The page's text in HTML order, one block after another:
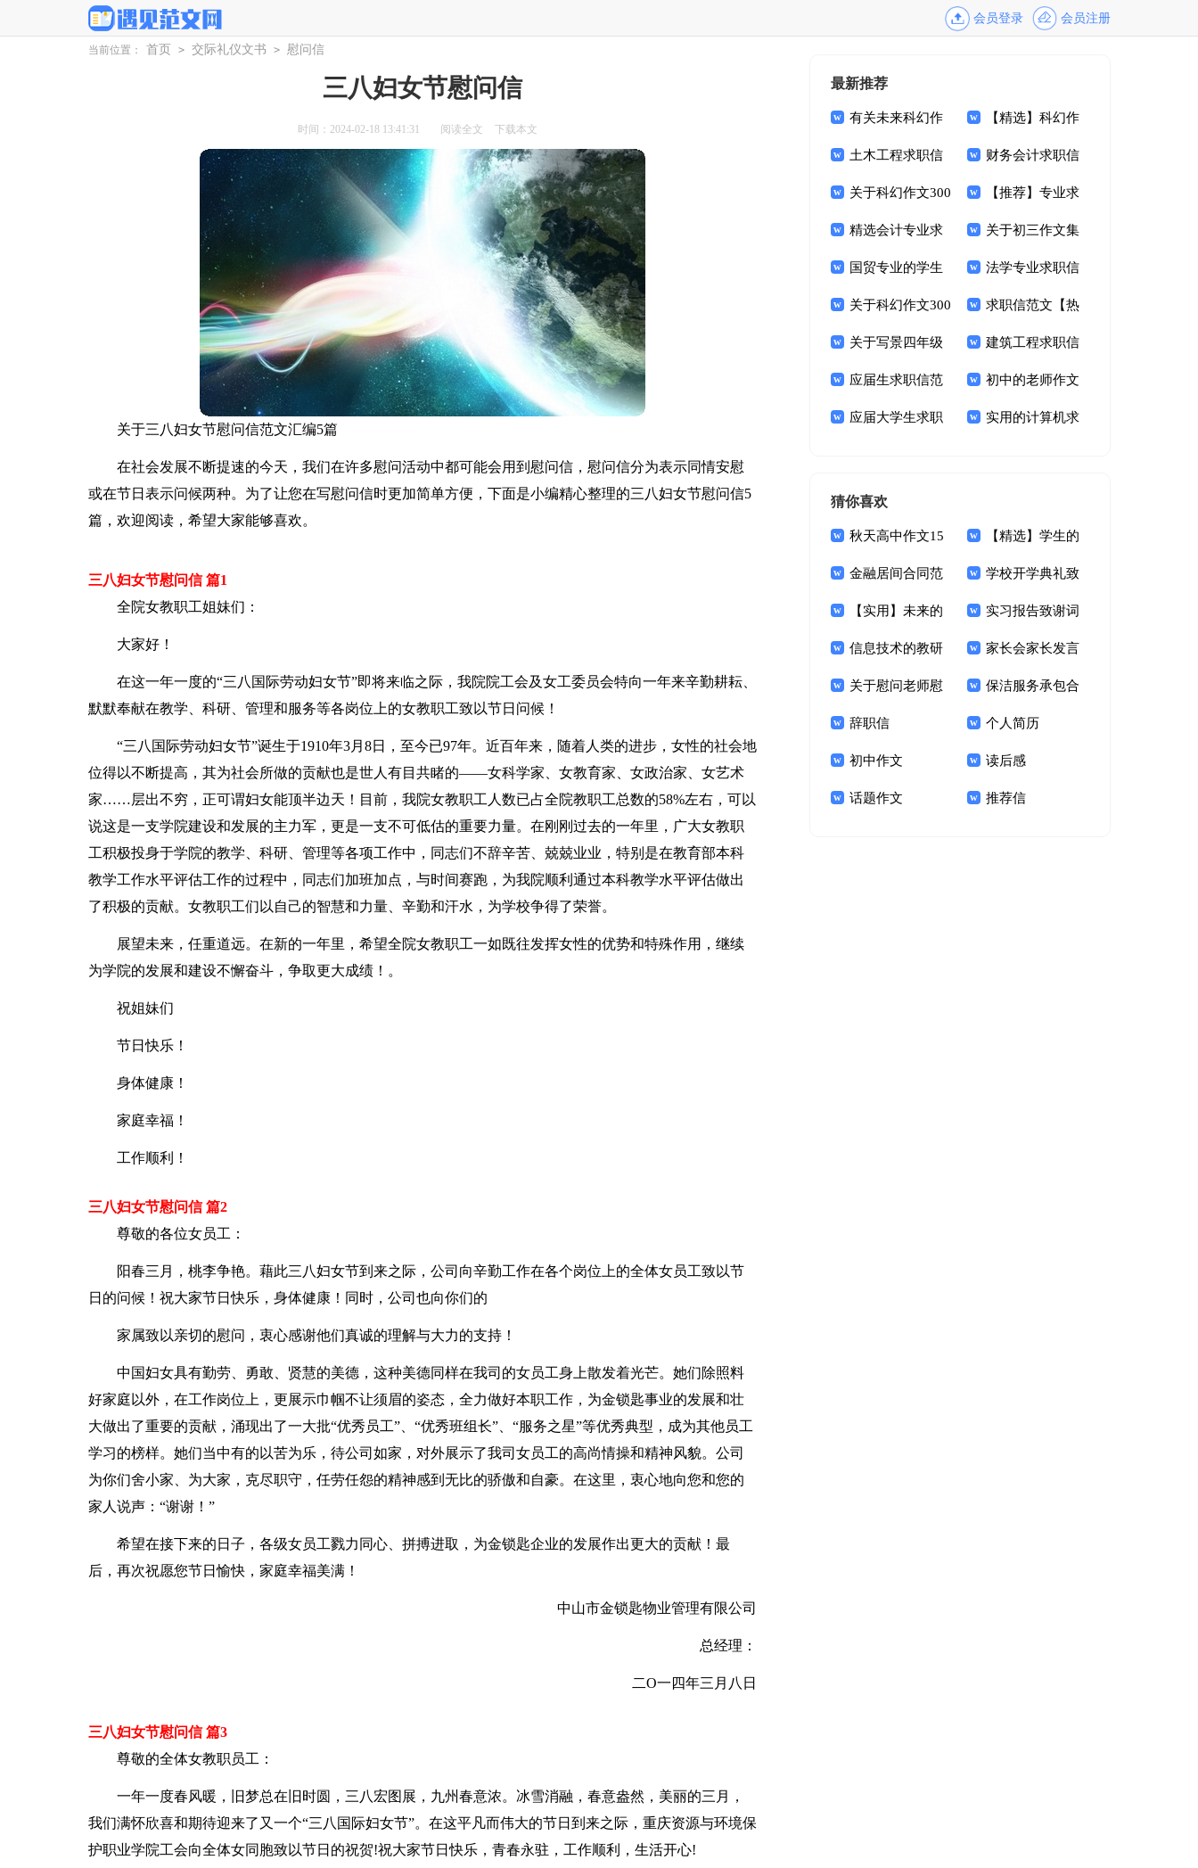
会员登录 会员注册
当前位置： 首页 > 交际礼仪文书 > 慰问信
三八妇女节慰问信
时间：2024-02-18 13:41:31 阅读全文 下载本文
关于三八妇女节慰问信范文汇编5篇
在社会发展不断提速的今天，我们在许多慰问活动中都可能会用到慰问信，慰问信分为表示同情安慰
或在节日表示问候两种。为了让您在写慰问信时更加简单方便，下面是小编精心整理的三八妇女节慰问信5
篇，欢迎阅读，希望大家能够喜欢。
三八妇女节慰问信 篇1
全院女教职工姐妹们：
大家好！
在这一年一度的“三八国际劳动妇女节”即将来临之际，我院院工会及女工委员会特向一年来辛勤耕耘、
默默奉献在教学、科研、管理和服务等各岗位上的女教职工致以节日问候！
“三八国际劳动妇女节”诞生于1910年3月8日，至今已97年。近百年来，随着人类的进步，女性的社会地
位得以不断提高，其为社会所做的贡献也是世人有目共睹的——女科学家、女教育家、女政治家、女艺术
家……层出不穷，正可谓妇女能顶半边天！目前，我院女教职工人数已占全院教职工总数的58%左右，可以
说这是一支学院建设和发展的主力军，更是一支不可低估的重要力量。在刚刚过去的一年里，广大女教职
工积极投身于学院的教学、科研、管理等各项工作中，同志们不辞辛苦、兢兢业业，特别是在教育部本科
教学工作水平评估工作的过程中，同志们加班加点，与时间赛跑，为我院顺利通过本科教学水平评估做出
了积极的贡献。女教职工们以自己的智慧和力量、辛勤和汗水，为学校争得了荣誉。
展望未来，任重道远。在新的一年里，希望全院女教职工一如既往发挥女性的优势和特殊作用，继续
为学院的发展和建设不懈奋斗，争取更大成绩！。
祝姐妹们
节日快乐！
身体健康！
家庭幸福！
工作顺利！
三八妇女节慰问信 篇2
尊敬的各位女员工：
阳春三月，桃李争艳。藉此三八妇女节到来之际，公司向辛勤工作在各个岗位上的全体女员工致以节
日的问候！祝大家节日快乐，身体健康！同时，公司也向你们的
家属致以亲切的慰问，衷心感谢他们真诚的理解与大力的支持！
中国妇女具有勤劳、勇敢、贤慧的美德，这种美德同样在我司的女员工身上散发着光芒。她们除照料
好家庭以外，在工作岗位上，更展示巾帼不让须眉的姿态，全力做好本职工作，为金锁匙事业的发展和壮
大做出了重要的贡献，涌现出了一大批“优秀员工”、“优秀班组长”、“服务之星”等优秀典型，成为其他员工
学习的榜样。她们当中有的以苦为乐，待公司如家，对外展示了我司女员工的高尚情操和精神风貌。公司
为你们舍小家、为大家，克尽职守，任劳任怨的精神感到无比的骄傲和自豪。在这里，衷心地向您和您的
家人说声：“谢谢！”
希望在接下来的日子，各级女员工戮力同心、拼搏进取，为金锁匙企业的发展作出更大的贡献！最
后，再次祝愿您节日愉快，家庭幸福美满！
中山市金锁匙物业管理有限公司
总经理：
二O一四年三月八日
三八妇女节慰问信 篇3
尊敬的全体女教职员工：
一年一度春风暖，旧梦总在旧时圆，三八宏图展，九州春意浓。冰雪消融，春意盎然，美丽的三月，
我们满怀欣喜和期待迎来了又一个“三八国际妇女节”。在这平凡而伟大的节日到来之际，重庆资源与环境保
护职业学院工会向全体女同胞致以节日的祝贺!祝大家节日快乐，青春永驻，工作顺利，生活开心!
最新推荐
有关未来科幻作
文汇编十篇
【精选】科幻作
文300字集合10篇
土木工程求职信
范文集合六篇
财务会计求职信
范文汇编五篇
关于科幻作文300
字集锦9篇
【推荐】专业求
职信范文集锦8篇
精选会计专业求
职信模板合集5篇
关于初三作文集
锦8篇
国贸专业的学生
求职信
法学专业求职信
范文集锦七篇
关于科幻作文300
字合集七篇
求职信范文【热
门】
关于写景四年级
作文集合10篇
建筑工程求职信
范文汇总八篇
应届生求职信范
文集锦七篇
初中的老师作文
300字集合九篇
应届大学生求职 实用的计算机求
猜你喜欢
秋天高中作文15
篇
【精选】学生的
保证书模板汇总八篇
金融居间合同范
本(6篇)
学校开学典礼致
辞范文（精选5篇）
【实用】未来的
笔想象作文四篇
实习报告致谢词
怎么写
信息技术的教研
活动总结
家长会家长发言
稿(15篇)
关于慰问老师慰
问信范文汇编8篇
保洁服务承包合
同(15篇)
辞职信 个人简历
初中作文 读后感
话题作文 推荐信